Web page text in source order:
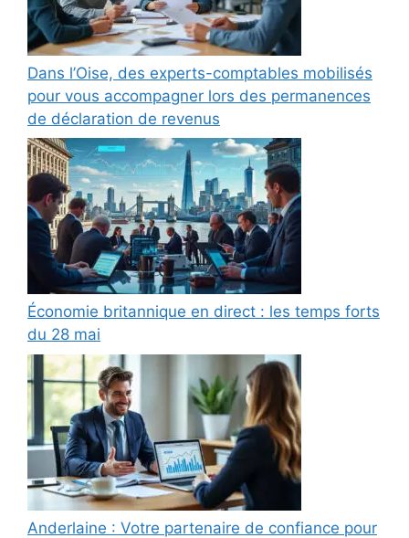
Dans l’Oise, des experts-comptables mobilisés
pour vous accompagner lors des permanences
de déclaration de revenus
Économie britannique en direct : les temps forts
du 28 mai
Anderlaine : Votre partenaire de confiance pour